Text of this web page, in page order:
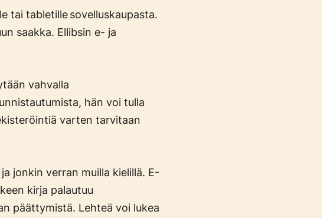
tai tabletille sovelluskaupasta.
saakka. Ellibsin e- ja
vahvalla
hän voi tulla
varten tarvitaan
jonkin verran muilla kielillä. E-
kirja palautuu
päättymistä. Lehteä voi lukea